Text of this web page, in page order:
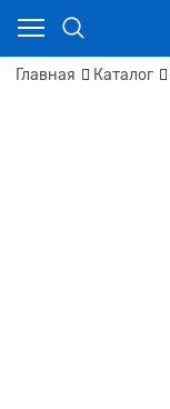
Главная Каталог